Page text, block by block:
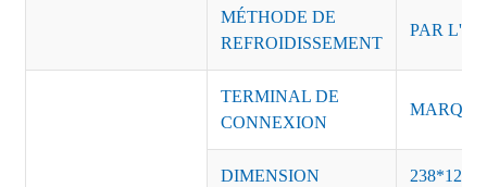
MÉTHODE DE
REFROIDISSEMENT
PAR
TERMINAL DE
CONNEXION
DIMENSION